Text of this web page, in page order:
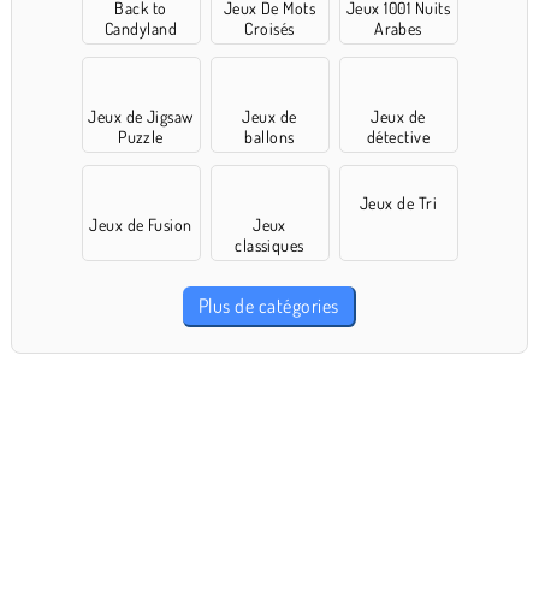
Back to
Candyland
Jeux De Mots
Croisés
Jeux 1001 Nuits
Arabes
Jeux de Jigsaw
Puzzle
Jeux de
ballons
Jeux de
détective
Jeux de Fusion
Jeux
classiques
Jeux de Tri
Plus de catégories